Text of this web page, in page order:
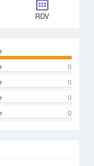
RDV
0
0
0
0